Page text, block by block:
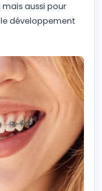
aussi pour
développement